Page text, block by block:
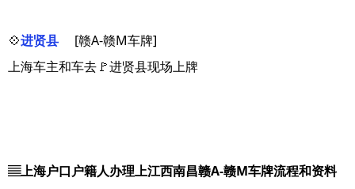
💠进贤县
[赣A-赣M车牌]
上海车主和车去🚩进贤县现场上牌
▤上海户口户籍人办理上江西南昌赣A-赣M车牌流程和资料